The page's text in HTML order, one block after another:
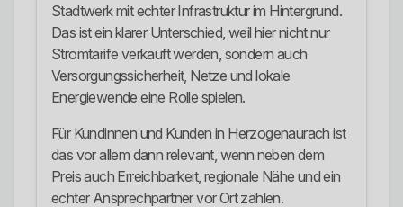
Stadtwerk mit echter Infrastruktur im Hintergrund.
Das ist ein klarer Unterschied, weil hier nicht nur
Stromtarife verkauft werden, sondern auch
Versorgungssicherheit, Netze und lokale
Energiewende eine Rolle spielen.
Für Kundinnen und Kunden in Herzogenaurach ist
das vor allem dann relevant, wenn neben dem
Preis auch Erreichbarkeit, regionale Nähe und ein
echter Ansprechpartner vor Ort zählen.